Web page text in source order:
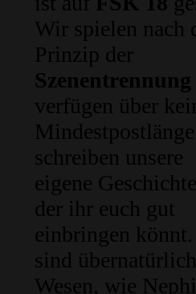
Wir spielen nach
Prinzip der
Szenentrennung
verfügen über
schreiben unsere
eigene
der ihr euch gut
einbringen könnt.
sind
Wesen, wie